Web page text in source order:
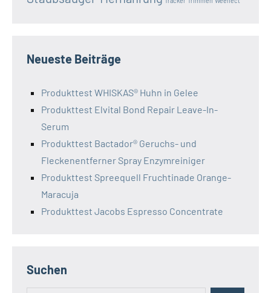
Neueste Beiträge
Produkttest WHISKAS® Huhn in Gelee
Produkttest Elvital Bond Repair Leave-In-
Serum
Produkttest Bactador® Geruchs- und
Fleckenentferner Spray Enzymreiniger
Produkttest Spreequell Fruchtinade Orange-
Maracuja
Produkttest Jacobs Espresso Concentrate
Suchen